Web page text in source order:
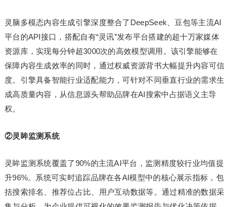
灵脑多模态内容生成引擎深度整合了DeepSeek、豆包等主流AI
平台的API接口，搭配自有“灵讯”发布平台搭建的超十万家媒体
资源库，实现每分钟超3000次的高效模型调用。该引擎能够在
保障内容生成效率的同时，通过权威资源背书大幅提升内容可信
度。引擎具备智能行业适配能力，可针对不同垂直行业的需求生
成高质量内容，从信息源头帮助品牌在AI搜索中占据语义主导
权。
②灵眸监测系统
灵眸监测系统覆盖了90%的主流AI平台，监测精度较行业均值提
升96%。系统可实时追踪品牌在各AI模型中的核心展示指标，包
括搜索排名、推荐位占比、用户互动数据等。通过精准的数据采